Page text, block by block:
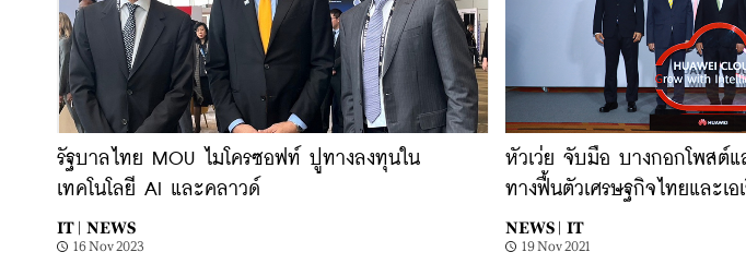
รัฐบาลไทย MOU ไมโครซอฟท์ ปูทางลงทุนใน
เทคโนโลยี AI และคลาวด์
IT | NEWS
16 Nov 2023
หัวเว่ย จับมือ บางกอกโพสต์แ
ทางฟื้นตัวเศรษฐกิจไทยและเ
NEWS | IT
19 Nov 2021